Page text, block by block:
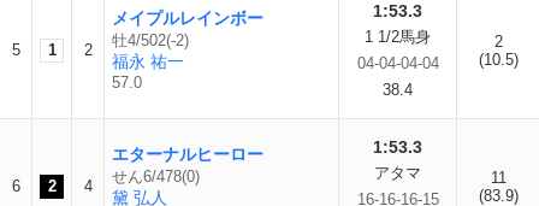
5 1 2
メイプルレインボー
牡4/502(-2)
福永 祐一
57.0
1:53.3
1 1/2馬身
04-04-04-04
38.4
2
(10.5)
6 2 4
エターナルヒーロー
せん6/478(0)
黛 弘人
1:53.3
アタマ
16-16-16-15
11
(83.9)